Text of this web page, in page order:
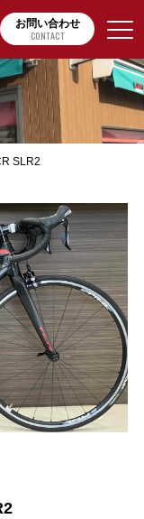
お問い合わせ
CONTACT
SLR2